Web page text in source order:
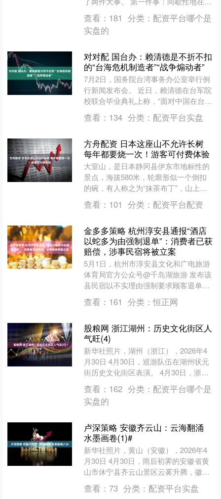
本与那国岛以南的专属经济区内航行。
第二件事：对该海域....
查看： 181 分类： 配资平台哪个是
实盘的
对对配 国台办：赖清德是不折不扣
的“台海危机制造者”“战争煽动者”
7月2日，国务院台湾事务办公室举行例
行新闻发布会。 近日，赖清德在台军院
校联合毕业典礼上称，“面对中国在台海
周边军事行动，台湾将持续提升自我防
卫，与民主友盟合作....
查看： 134 分类： 配资平台实盘
方舟配资 日本这座山不允许长树
每年都要烧一次！游客可付费体验
大室山，是日本静冈县伊东市地标性的
景点，海拔580米，轮廓形似一个倒扣
的碗，有人称之为“抹茶布丁”，山上没
有一棵树木，长满了草。 这些草春天开
始生长，5月份山体....
查看： 101 分类： 配资平台配资
金多多策略 杭州淳安县通报“酒店
以蛇多为由强制退单”：消费者已获
赔偿，涉事民宿将被立案
5月1日，杭州市淳安县文化和广电旅游
体育局官方公众号@千岛湖旅游 发布该
县民宿以不实理由强制要求顾客退单的
处理情况通报： 4月30日，网络出现我
县民宿以“酒店劝....
查看： 161 分类：恒正网
股粮网 浙江湖州：历史文化街区人
气旺(4)
新华社照片，湖州（浙江），2026年4
月30日 4月30日，巡游队伍在湖州状元
街历史文化街区表演。 4月30日，浙江
省湖州市吴兴区爱山街道在历史文化街
区举办状元....
查看： 162 分类： 配资平台哪个是
实盘的
卢深策略 安徽齐云山：云海翻涌
水墨画卷(1)#
新华社照片，黄山（安徽），2026年4
月30日 4月30日，雨后初霁的安徽省黄
山市休宁县齐云山景区云雾升腾，徽派
民居与山峦在云雾中若隐若现，美如画
卷（无人机照片....
查看： 73 分类： 配资平台实盘